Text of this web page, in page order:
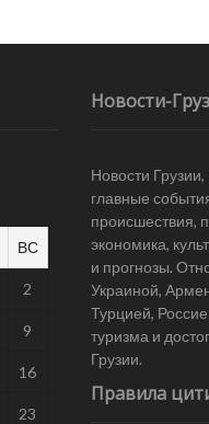
ВС
2
9
16
23
Новости-
Новости
главные
происшествия,
экономика,
и прогнозы.
Украиной,
Турцией,
туризма и
Грузии.
Правила